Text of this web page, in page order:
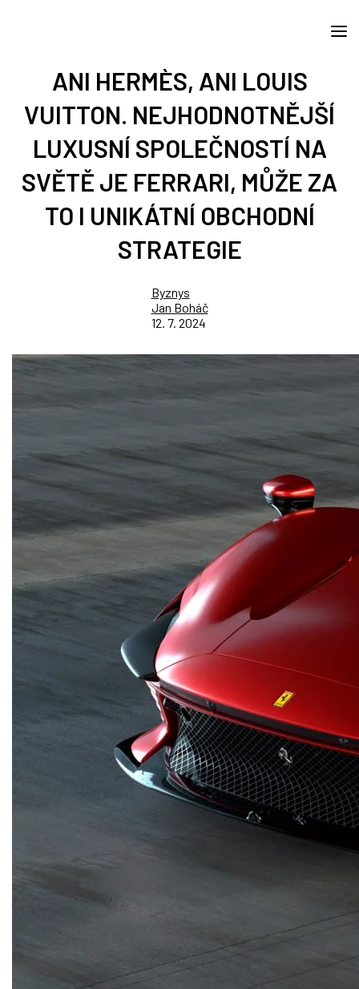
ANI HERMÈS, ANI LOUIS
VUITTON. NEJHODNOTNĚJŠÍ
LUXUSNÍ SPOLEČNOSTÍ NA
SVĚTĚ JE FERRARI, MŮŽE ZA
TO I UNIKÁTNÍ OBCHODNÍ
STRATEGIE
Byznys
Jan Boháč
12. 7. 2024